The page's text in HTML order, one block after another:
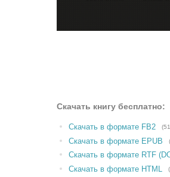
Скачать книгу бесплатно:
Скачать в формате FB2
Скачать в формате EPUB
Скачать в формате RTF
Скачать в формате HTML